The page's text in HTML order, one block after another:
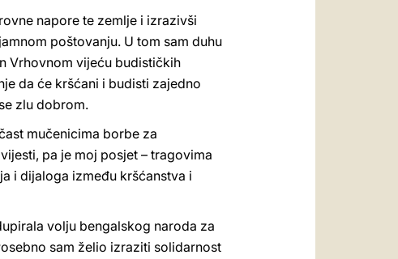
napore te zemlje i izrazivši
poštovanju. U tom sam duhu
Vrhovnom vijeću budističkih
da će kršćani i budisti zajedno
zlu dobrom.
mučenicima borbe za
pa je moj posjet – tragovima
i dijaloga između kršćanstva i
volju bengalskog naroda za
sam želio izraziti solidarnost